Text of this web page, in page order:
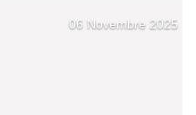
06 Novembre 2025